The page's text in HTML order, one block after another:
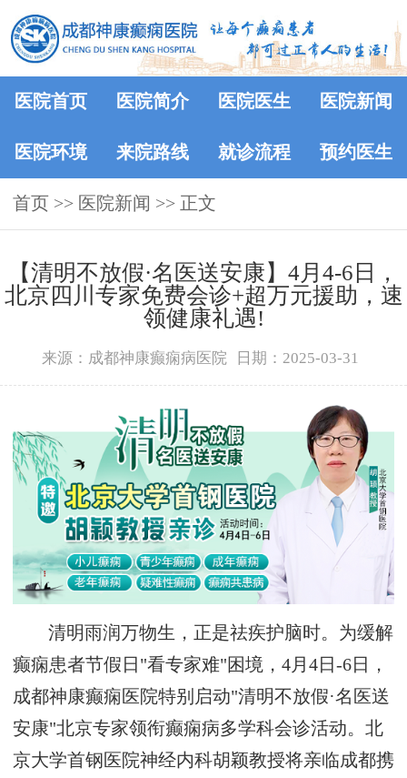
医院首页 医院简介 医院医生 医院新闻
医院环境 来院路线 就诊流程 预约医生
首页 >> 医院新闻 >> 正文
【清明不放假·名医送安康】4月4-6日，
北京四川专家免费会诊+超万元援助，速
领健康礼遇!
来源：成都神康癫痫病医院 日期：2025-03-31
清明雨润万物生，正是祛疾护脑时。为缓解
癫痫患者节假日"看专家难"困境，4月4日-6日，
成都神康癫痫医院特别启动"清明不放假·名医送
安康"北京专家领衔癫痫病多学科会诊活动。北
京大学首钢医院神经内科胡颖教授将亲临成都携